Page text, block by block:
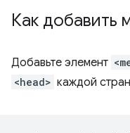
Как добавить
Добавьте элемент
<head> каждой